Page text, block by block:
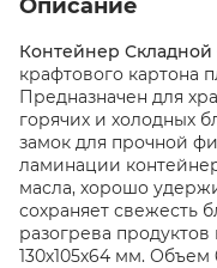
Описание
Контейнер
крафтового картона
Предназначен для
горячих и холодных
замок для прочной
ламинации
масла, хорошо
сохраняет свежесть
разогрева
130х105х64 мм. Объем